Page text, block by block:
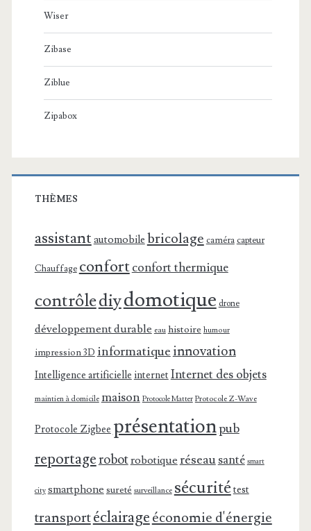
Wiser
Zibase
Ziblue
Zipabox
THÈMES
assistant automobile bricolage caméra capteur
Chauffage confortconfort thermique
contrôlediydomotique drone
développement durable eau histoire humour
impression 3D informatiqueinnovation
Intelligence artificielle internet Internet des objets
maintien à domicile maison Protocole Matter Protocole Z-Wave
Protocole Zigbee présentationpub
reportagerobotrobotique réseausanté smart
city smartphone sureté surveillance sécuritétest
transportéclairageéconomie d'énergie